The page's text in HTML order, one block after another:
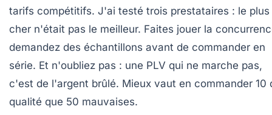
tarifs compétitifs. J'ai testé trois prestataires : le plus
cher n'était pas le meilleur. Faites jouer la
demandez des échantillons avant de commander en
série. Et n'oubliez pas : une PLV qui ne marche pas,
c'est de l'argent brûlé. Mieux vaut en commander 10
qualité que 50 mauvaises.